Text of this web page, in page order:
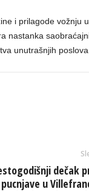
i prilagode vožnju
nastanka
unutrašnjih poslova.
dečak
u